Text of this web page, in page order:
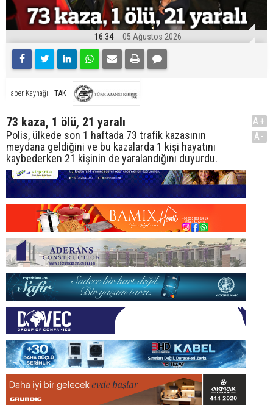
16:34 05 Ağustos 2026
Haber Kaynağı TAK
73 kaza, 1 ölü, 21 yaralı
Polis, ülkede son 1 haftada 73 trafik kazasının
meydana geldiğini ve bu kazalarda 1 kişi hayatını
kaybederken 21 kişinin de yaralandığını duyurdu.
A+
A-